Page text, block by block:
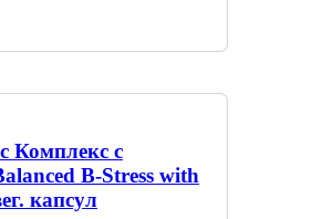
Комплекс с
B-Stress with
капсул